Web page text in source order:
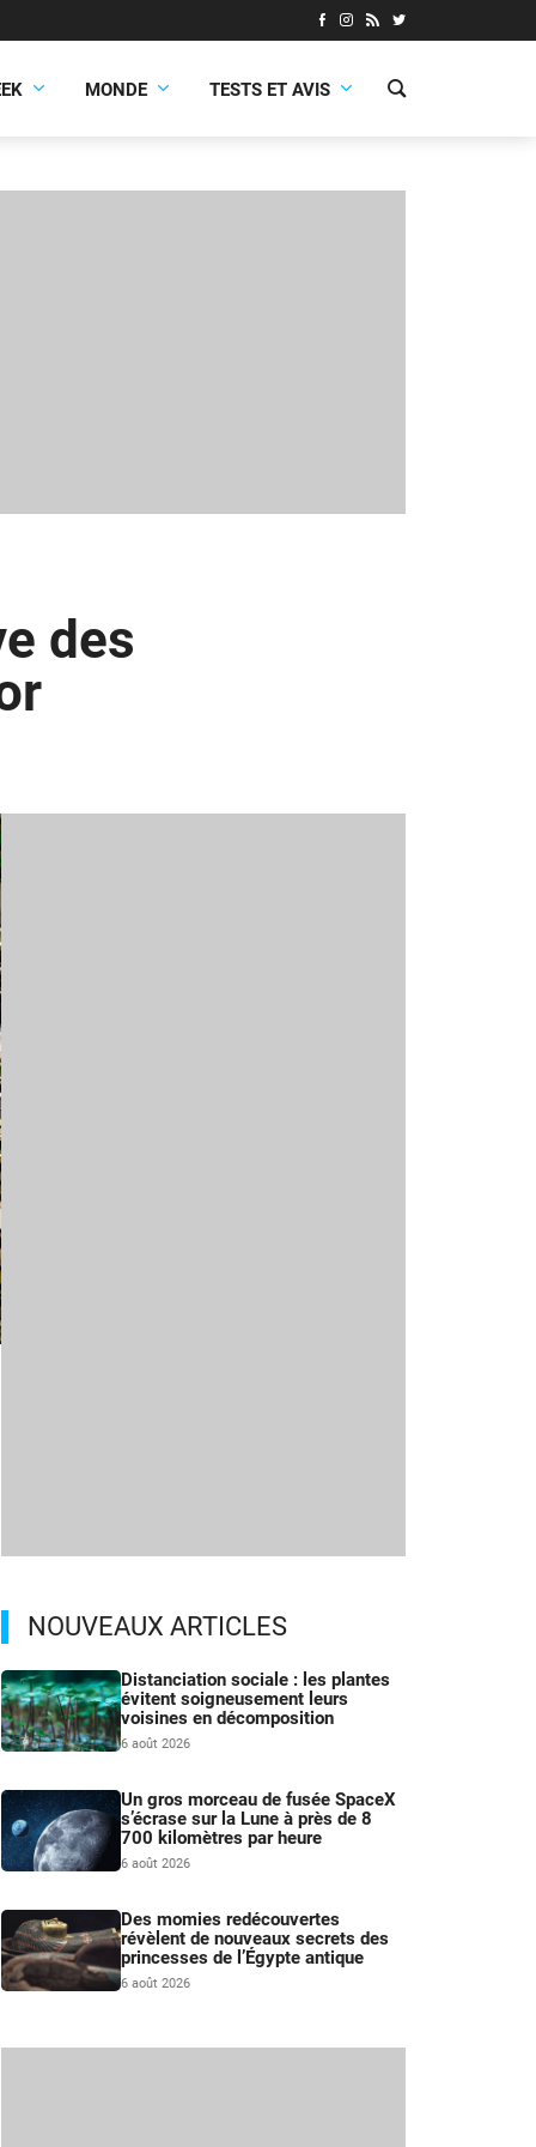
MONDE TESTS ET AVIS
des
NOUVEAUX ARTICLES
Distanciation sociale : les plantes
évitent soigneusement leurs
voisines en décomposition
6 août 2026
Un gros morceau de fusée SpaceX
s’écrase sur la Lune à près de 8
700 kilomètres par heure
6 août 2026
Des momies redécouvertes
révèlent de nouveaux secrets des
princesses de l’Égypte antique
6 août 2026